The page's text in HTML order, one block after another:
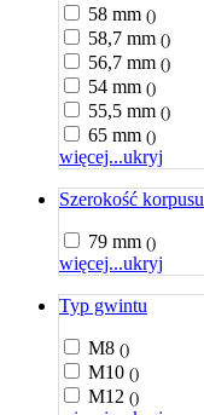
58 mm ()
58,7 mm ()
56,7 mm ()
54 mm ()
55,5 mm ()
65 mm ()
więcej...ukryj
Szerokość korpusu
79 mm ()
więcej...ukryj
Typ gwintu
M8 ()
M10 ()
M12 ()